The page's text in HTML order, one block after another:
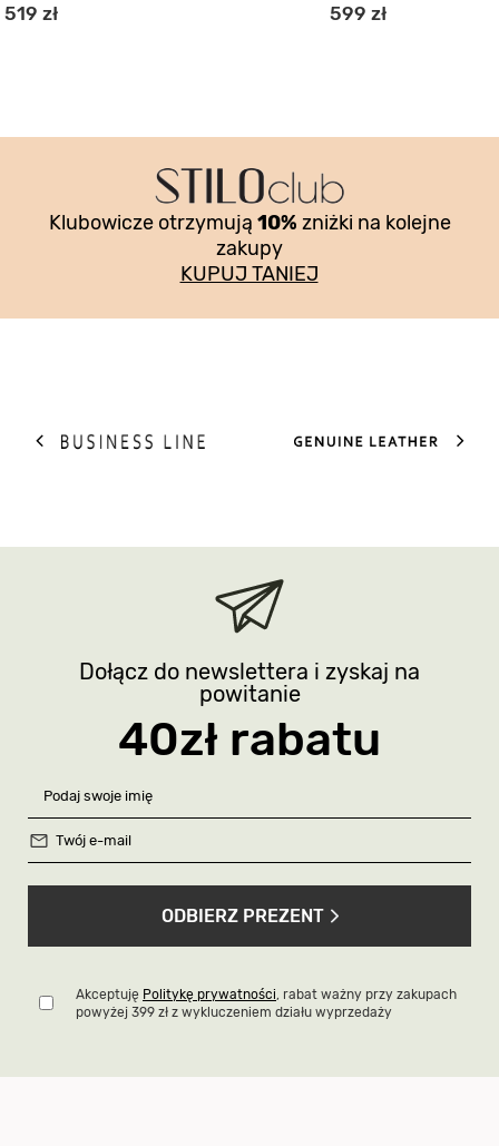
519 zł 599 zł
Klubowicze otrzymują 10% zniżki na kolejne
zakupy
KUPUJ TANIEJ
Dołącz do newslettera i zyskaj na
powitanie
40zł rabatu
ODBIERZ PREZENT
Akceptuję Politykę prywatności, rabat ważny przy zakupach
powyżej 399 zł z wykluczeniem działu wyprzedaży